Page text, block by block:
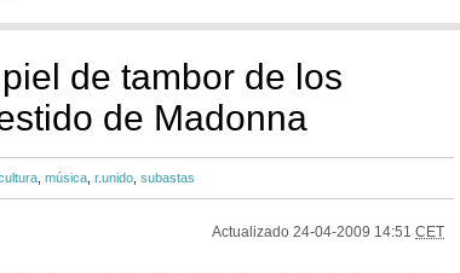
de tambor de los
de Madonna
música r.unido subastas
Actualizado 24-04-2009 14:51 CET